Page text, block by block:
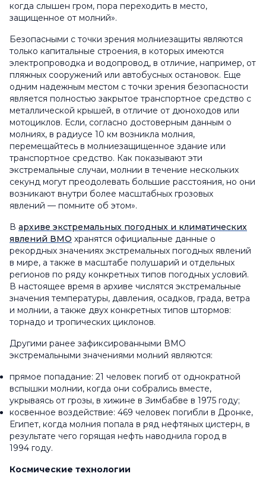
когда слышен гром, пора переходить в место,
защищенное от молний».
Безопасными с точки зрения молниезащиты являются
только капитальные строения, в которых имеются
электропроводка и водопровод, в отличие, например, от
пляжных сооружений или автобусных остановок. Еще
одним надежным местом с точки зрения безопасности
является полностью закрытое транспортное средство с
металлической крышей, в отличие от дюноходов или
мотоциклов. Если, согласно достоверным данным о
молниях, в радиусе 10 км возникла молния,
перемещайтесь в молниезащищенное здание или
транспортное средство. Как показывают эти
экстремальные случаи, молнии в течение нескольких
секунд могут преодолевать большие расстояния, но они
возникают внутри более масштабных грозовых
явлений — помните об этом».
В архиве экстремальных погодных и климатических
явлений ВМО хранятся официальные данные о
рекордных значениях экстремальных погодных явлений
в мире, а также в масштабе полушарий и отдельных
регионов по ряду конкретных типов погодных условий.
В настоящее время в архиве числятся экстремальные
значения температуры, давления, осадков, града, ветра
и молнии, а также двух конкретных типов штормов:
торнадо и тропических циклонов.
Другими ранее зафиксированными ВМО
экстремальными значениями молний являются:
прямое попадание: 21 человек погиб от однократной
вспышки молнии, когда они собрались вместе,
укрываясь от грозы, в хижине в Зимбабве в 1975 году;
косвенное воздействие: 469 человек погибли в Дронке,
Египет, когда молния попала в ряд нефтяных цистерн, в
результате чего горящая нефть наводнила город в
1994 году.
Космические технологии